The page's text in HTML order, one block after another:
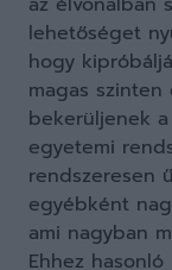
lehetőséget
hogy
magas
bekerüljenek
egyetemi
rendszeresen
egyébként
ami nagyban
Ehhez